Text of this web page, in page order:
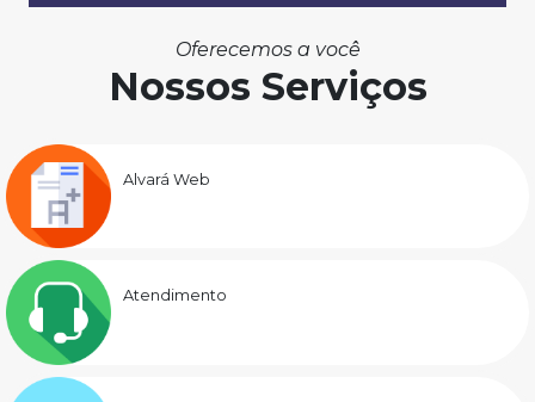
Oferecemos a você
Nossos Serviços
Alvará Web
Atendimento